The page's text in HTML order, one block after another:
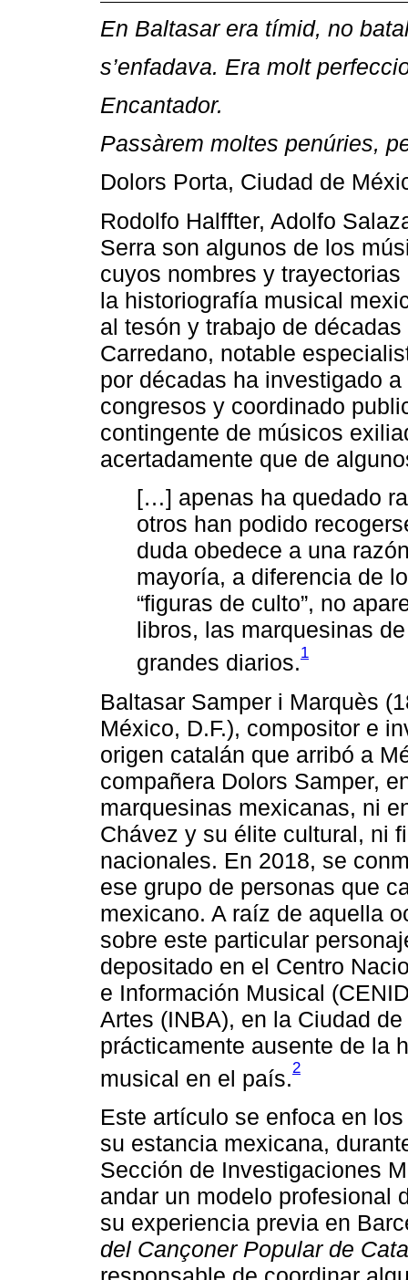
En Baltasar era tímid, no
s’enfadava. Era molt
Encantador.
Passàrem moltes penúries,
Dolors Porta, Ciudad de
Rodolfo Halffter, Adolfo
Serra son algunos de los
cuyos nombres y
la historiografía musical
al tesón y trabajo de
Carredano, notable
por décadas ha investigado
congresos y coordinado
contingente de músicos
acertadamente que de
[…] apenas ha quedado
otros han podido
duda obedece a una
mayoría, a diferencia de
“figuras de culto”, no
libros, las marquesinas
grandes diarios.1
Baltasar Samper i Marquès
México, D.F.), compositor e
origen catalán que arribó a
compañera Dolors Samper,
marquesinas mexicanas, ni
Chávez y su élite cultural, ni
nacionales. En 2018, se
ese grupo de personas que
mexicano. A raíz de aquella
sobre este particular
depositado en el Centro
e Información Musical
Artes (INBA), en la Ciudad
prácticamente ausente de la
musical en el país.2
Este artículo se enfoca en
su estancia mexicana,
Sección de Investigaciones
andar un modelo profesional
su experiencia previa en
del Cançoner Popular de